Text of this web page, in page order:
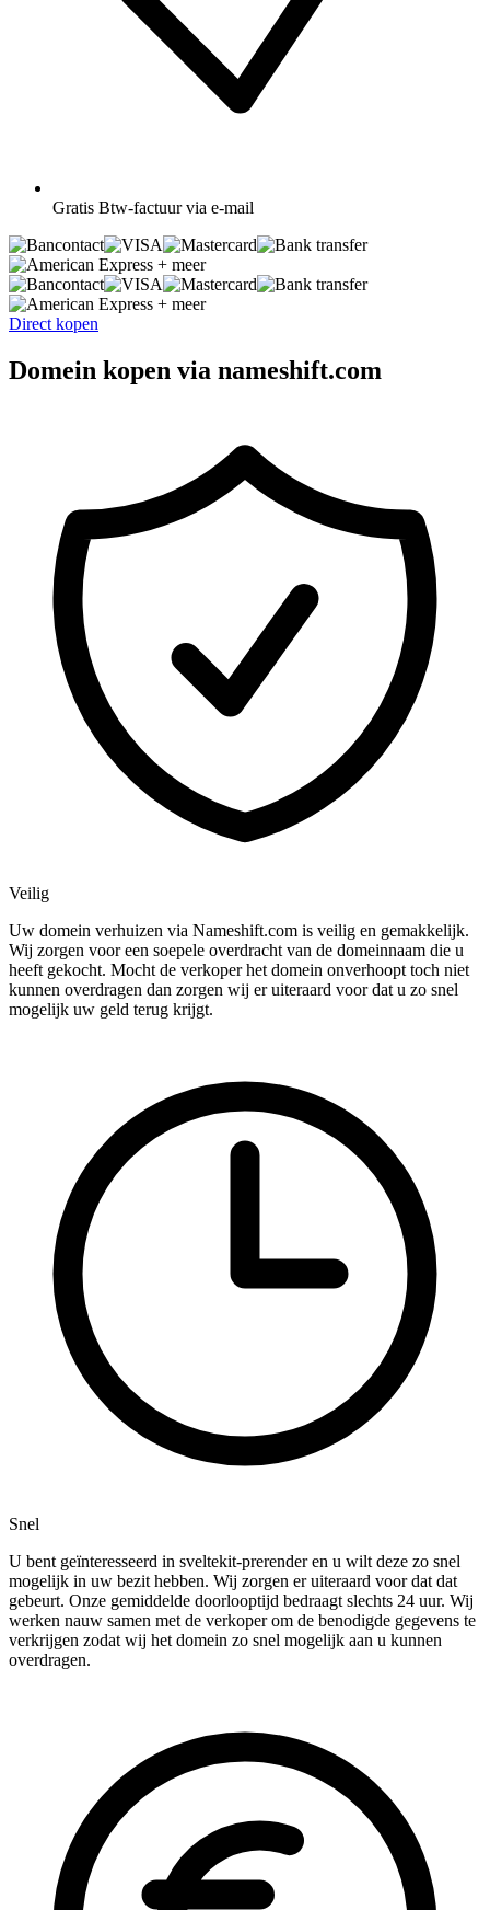
Gratis Btw-factuur via e-mail
+ meer
+ meer
Direct kopen
Domein kopen via nameshift.com
Veilig
Uw domein verhuizen via Nameshift.com is veilig en gemakkelijk.
Wij zorgen voor een soepele overdracht van de domeinnaam die u
heeft gekocht. Mocht de verkoper het domein onverhoopt toch niet
kunnen overdragen dan zorgen wij er uiteraard voor dat u zo snel
mogelijk uw geld terug krijgt.
Snel
U bent geïnteresseerd in sveltekit-prerender en u wilt deze zo snel
mogelijk in uw bezit hebben. Wij zorgen er uiteraard voor dat dat
gebeurt. Onze gemiddelde doorlooptijd bedraagt slechts 24 uur. Wij
werken nauw samen met de verkoper om de benodigde gegevens te
verkrijgen zodat wij het domein zo snel mogelijk aan u kunnen
overdragen.